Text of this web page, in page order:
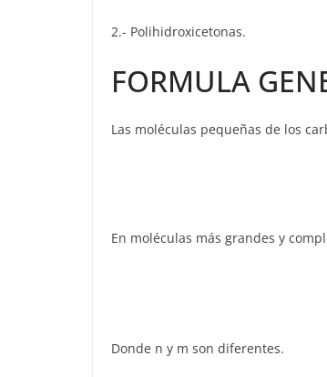
2.- Polihidroxicetonas.
FORMULA
Las moléculas pequeñas de los
En moléculas más grandes y
Donde n y m son diferentes.